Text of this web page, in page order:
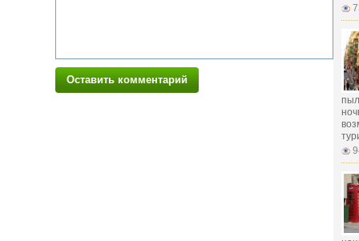
Оставить комментарий